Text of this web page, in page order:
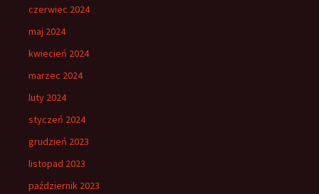
czerwiec 2024
maj 2024
kwiecień 2024
marzec 2024
luty 2024
styczeń 2024
grudzień 2023
listopad 2023
październik 2023